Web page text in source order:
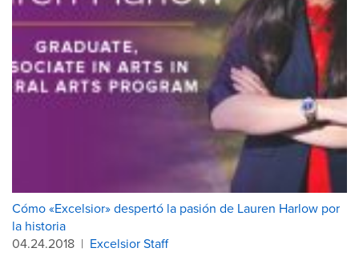
Cómo «Excelsior» despertó la pasión de Lauren Harlow por
la historia
04.24.2018 | Excelsior Staff